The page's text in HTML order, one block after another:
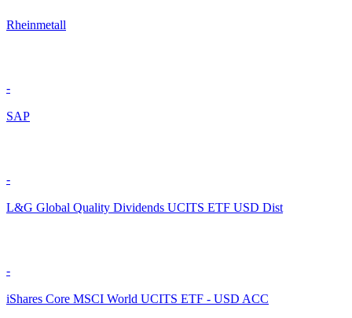
Rheinmetall
-
SAP
-
L&G Global Quality Dividends UCITS ETF USD Dist
-
iShares Core MSCI World UCITS ETF - USD ACC